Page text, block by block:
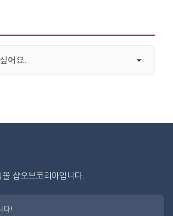
어요.
샵오브코리아입니다.
다!